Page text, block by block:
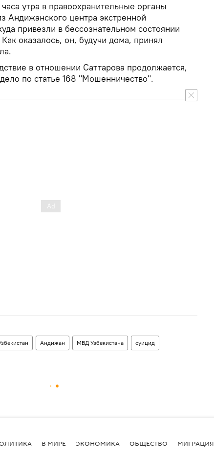
утра в правоохранительные органы
Андижанского центра экстренной
привезли в бессознательном состоянии
оказалось, он, будучи дома, принял
в отношении Саттарова продолжается,
по статье 168 "Мошенничество".
Андижан МВД Узбекистана суицид
В МИРЕ ЭКОНОМИКА ОБЩЕСТВО МИГРАЦИЯ